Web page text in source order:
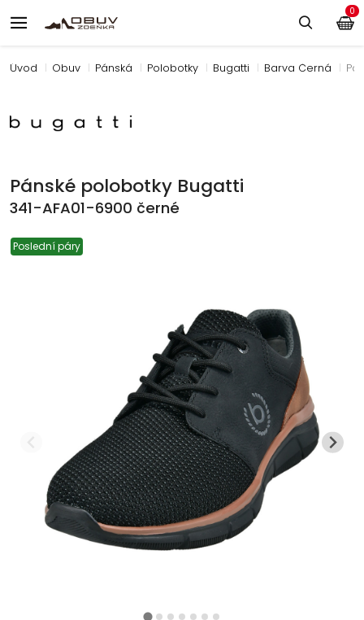
Úvod Obuv Pánská Polobotky Bugatti Barva Černá
Pánské polobotky Bugatti
341-AFA01-6900 černé
Poslední páry
0